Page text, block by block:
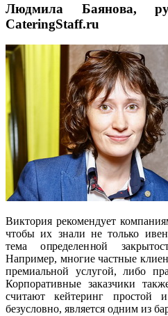
Людмила Баянова,
CateringStaff.ru
Виктория рекомендует
чтобы их знали не только
тема определенной
Например, многие частные
премиальной услугой, либо
Корпоративные заказчики
считают кейтеринг простой
безусловно, является одним из